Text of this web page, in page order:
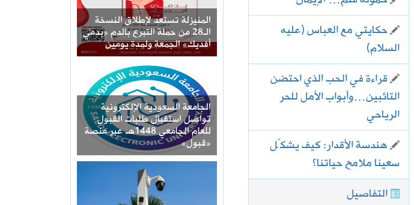
المنيزلة تستعد لإطلاق النسخة
الـ28 من حملة التبرع بالدم «بدمي
أفديك» الجمعة ولمدة يومين
الجامعة السعودية الإلكترونية
تواصل استقبال طلبات القبول
للعام الجامعي 1448هـ عبر منصة
«قبول»
حكايتي مع العباس (عليه
السلام)
قراءة في الحب الذي احتضن
التائبين…وأبواب الأمل للحر
الرياحي
هندسة الأقدار: كيف يشكّل
سعينا ملامح حياتنا؟
التفاصيل